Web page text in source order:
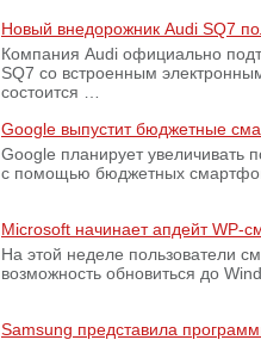
Новый внедорожник Audi SQ7
Компания Audi официально
SQ7 со встроенным
состоится …
Google выпустит бюджетные
Google планирует увеличивать
с помощью бюджетных
Microsoft начинает апдейт WP-
На этой неделе пользователи
возможность обновиться до
Samsung представила